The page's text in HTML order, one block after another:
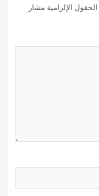
الحقول الإلزامية مشار